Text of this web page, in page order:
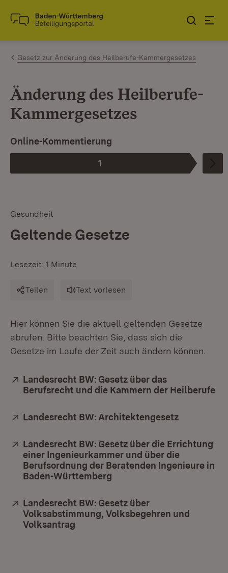
Zum Inhalt springen
Link zur Startseite
Gesetz zur Änderung des Heilberufe-Kammergesetzes
Änderung des Heilberufe-
Kammergesetzes
Phase
1
:
Online-Kommentierung
Gesundheit
Geltende Gesetze
Lesezeit: 1 Minute
Teilen Text vorlesen
Hier können Sie die aktuell geltenden Gesetze
abrufen. Bitte beachten Sie, dass sich die
Gesetze im Laufe der Zeit auch ändern können.
Extern:
Landesrecht BW: Gesetz über das
Berufsrecht und die Kammern der Heilberufe
Extern:
Landesrecht BW: Architektengesetz
Extern:
Landesrecht BW: Gesetz über die Errichtung
einer Ingenieurkammer und über die
Berufsordnung der Beratenden Ingenieure in
Baden-Württemberg
Extern:
Landesrecht BW: Gesetz über
Volksabstimmung, Volksbegehren und
Volksantrag